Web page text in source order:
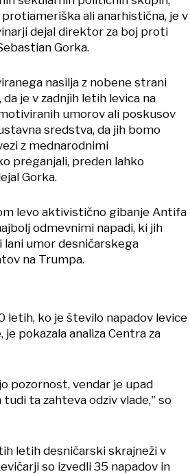
ali anarhistična, je v
dejal direktor za boj proti
Gorka.
nasilja z nobene strani
je v zadnjih letih levica na
umorov ali poskusov
sredstva, da jih bomo
z mednarodnimi
preganjali, preden lahko
Gorka.
levo aktivistično gibanje Antifa
odmevnimi napadi, ki jih
lani umor desničarskega
na Trumpa.
letih, ko je število napadov levice
pokazala analiza Centra za
pozornost, vendar je upad
ta zahteva odziv vlade," so
letih desničarski skrajneži v
so izvedli 35 napadov in